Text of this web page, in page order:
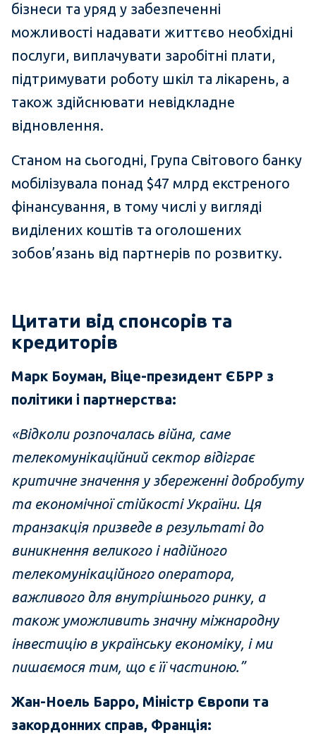
бізнеси та уряд у забезпеченні
можливості надавати життєво необхідні
послуги, виплачувати заробітні плати,
підтримувати роботу шкіл та лікарень, а
також здійснювати невідкладне
відновлення.
Станом на сьогодні, Група Світового банку
мобілізувала понад $47 млрд екстреного
фінансування, в тому числі у вигляді
виділених коштів та оголошених
зобов’язань від партнерів по розвитку.
Цитати від спонсорів та
кредиторів
Марк Боуман, Віце-президент ЄБРР з
політики і партнерства:
«Відколи розпочалась війна, саме
телекомунікаційний сектор відіграє
критичне значення у збереженні добробуту
та економічної стійкості України. Ця
транзакція призведе в результаті до
виникнення великого і надійного
телекомунікаційного оператора,
важливого для внутрішнього ринку, а
також уможливить значну міжнародну
інвестицію в українську економіку, і ми
пишаємося тим, що є її частиною.”
Жан-Ноель Барро, Міністр Європи та
закордонних справ, Франція: